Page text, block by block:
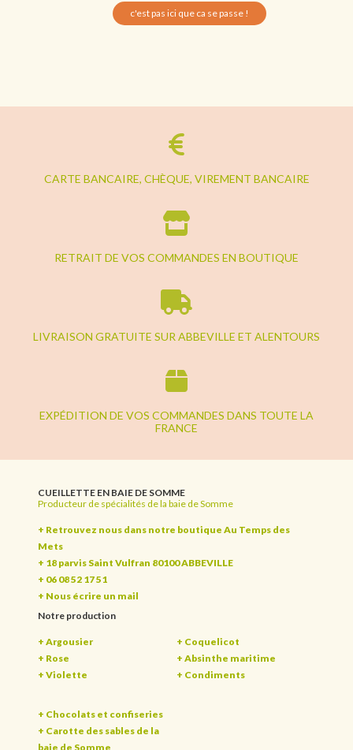
c'est pas ici que ca se passe !
CARTE BANCAIRE, CHÈQUE, VIREMENT BANCAIRE
RETRAIT DE VOS COMMANDES EN BOUTIQUE
LIVRAISON GRATUITE SUR ABBEVILLE ET ALENTOURS
EXPÉDITION DE VOS COMMANDES DANS TOUTE LA
FRANCE
CUEILLETTE EN BAIE DE SOMME
Producteur de spécialités de la baie de Somme
+ Retrouvez nous dans notre boutique Au Temps des
Mets
+ 18 parvis Saint Vulfran 80100 ABBEVILLE
+ 06 08 52 17 51
+ Nous écrire un mail
Notre production
+ Argousier
+ Rose
+ Violette
+ Coquelicot
+ Absinthe maritime
+ Condiments
+ Chocolats et confiseries
+ Carotte des sables de la
baie de Somme